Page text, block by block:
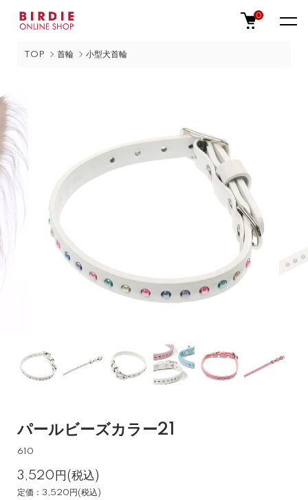
0
TOP 首輪 小型犬首輪
パールビーズカラー21
610
3,520円(税込)
定価：3,520円(税込)